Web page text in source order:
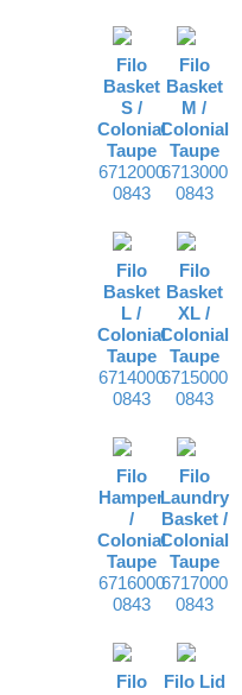
Filo
Basket
S /
Colonial
Taupe
6712000
0843
Filo
Basket
M /
Colonial
Taupe
6713000
0843
Filo
Basket
L /
Colonial
Taupe
6714000
0843
Filo
Basket
XL /
Colonial
Taupe
6715000
0843
Filo
Hamper
/
Colonial
Taupe
6716000
0843
Filo
Laundry
Basket /
Colonial
Taupe
6717000
0843
Filo
Filo Lid